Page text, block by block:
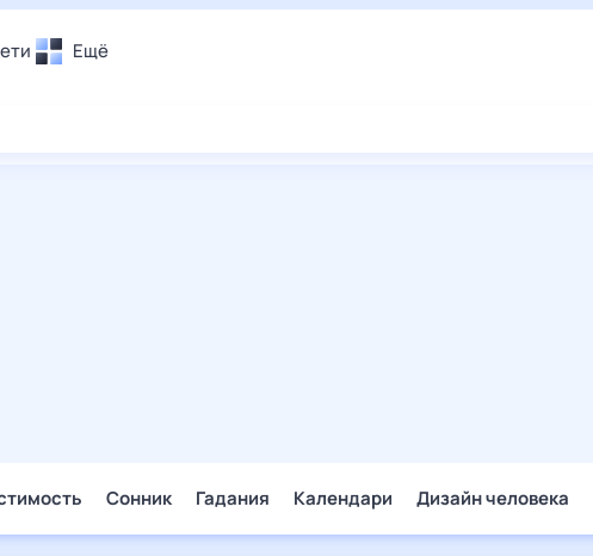
Ещё
Сонник Гадания Календари Дизайн человека